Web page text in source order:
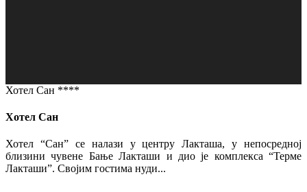
Хотел Сан ****
Хотел Сан
Хотел “Сан” се налази у центру Лакташа, у непосредној
близини чувене Бање Лакташи и дио је комплекса “Терме
Лакташи”. Својим гостима нуди...